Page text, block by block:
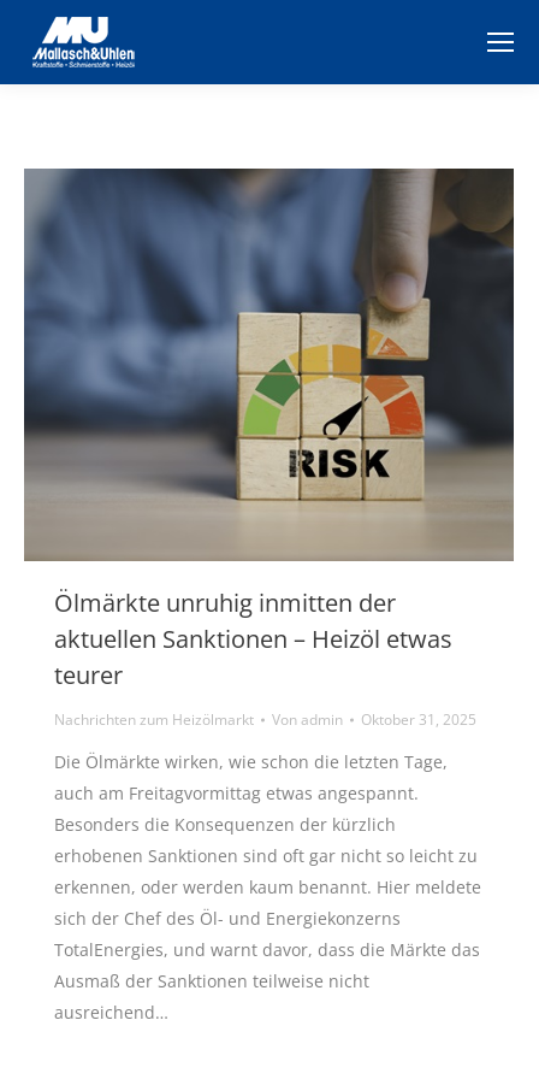
Ölmärkte unruhig inmitten der
aktuellen Sanktionen – Heizöl etwas
teurer
Nachrichten zum Heizölmarkt Vonadmin Oktober 31, 2025
Die Ölmärkte wirken, wie schon die letzten Tage,
auch am Freitagvormittag etwas angespannt.
Besonders die Konsequenzen der kürzlich
erhobenen Sanktionen sind oft gar nicht so leicht zu
erkennen, oder werden kaum benannt. Hier meldete
sich der Chef des Öl- und Energiekonzerns
TotalEnergies, und warnt davor, dass die Märkte das
Ausmaß der Sanktionen teilweise nicht
ausreichend…